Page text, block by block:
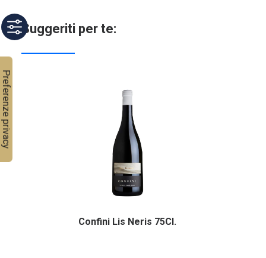
Suggeriti per te:
Confini Lis Neris 75Cl.